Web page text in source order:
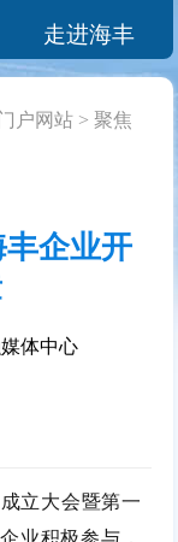
走进海丰
户网站 >聚焦
企业开
体中心
立大会暨第一